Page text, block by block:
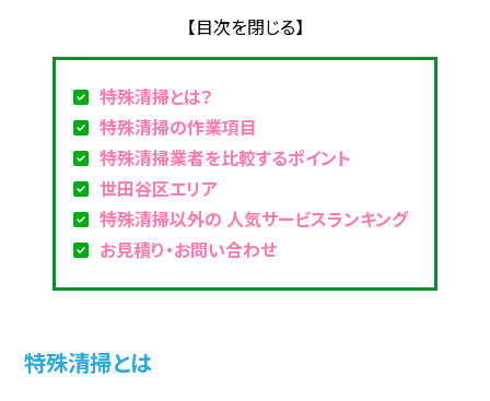
特殊清掃とは？
特殊清掃の作業項目
特殊清掃業者を比較するポイント
世田谷区エリア
特殊清掃以外の 人気サービスランキング
お見積り・お問い合わせ
特殊清掃とは